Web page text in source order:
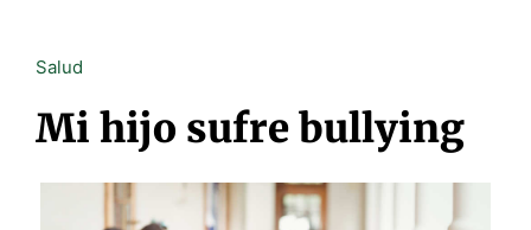
Salud
Mi hijo sufre bullying